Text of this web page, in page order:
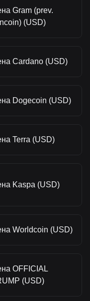
Gram (prev.
(USD)
Cardano (USD)
Dogecoin (USD)
Terra (USD)
Kaspa (USD)
Worldcoin (USD)
OFFICIAL
(USD)